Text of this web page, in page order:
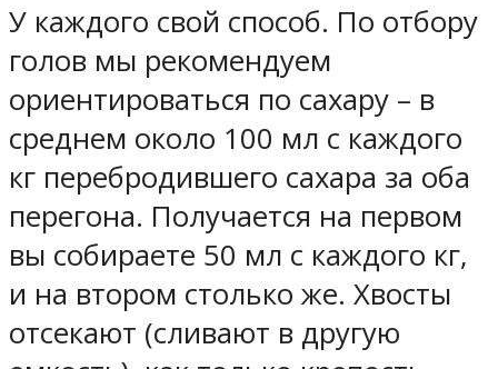
У каждого свой способ. По отбору
голов мы рекомендуем
ориентироваться по сахару – в
среднем около 100 мл с каждого
кг перебродившего сахара за оба
перегона. Получается на первом
вы собираете 50 мл с каждого кг,
и на втором столько же. Хвосты
отсекают (сливают в другую